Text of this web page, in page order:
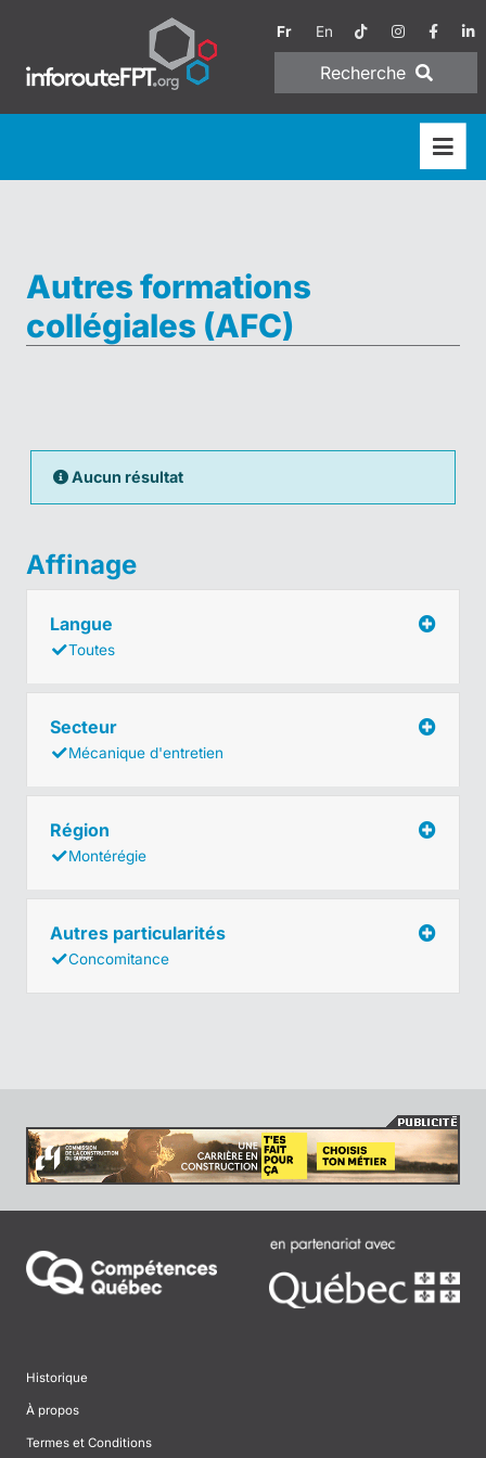
Fr En
Recherche
Autres formations
collégiales (AFC)
Aucun résultat
Affinage
Langue
Toutes
Secteur
Mécanique d'entretien
Région
Montérégie
Autres particularités
Concomitance
Historique
À propos
Termes et Conditions